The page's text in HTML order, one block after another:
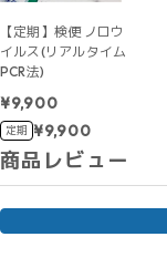
【定期】検便 ノロウ
イルス(リアルタイム
PCR法)
¥9,900
定期 ¥9,900
商品レビュー